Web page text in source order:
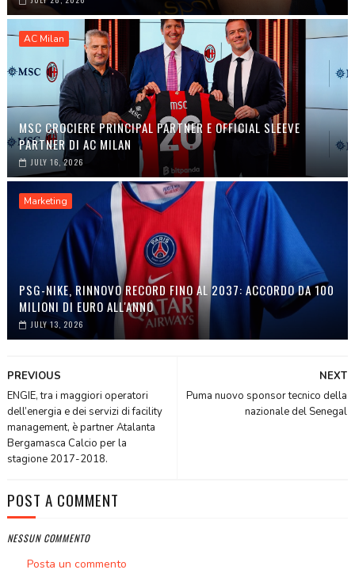
AC Milan
MSC CROCIERE PRINCIPAL PARTNER E OFFICIAL SLEEVE
PARTNER DI AC MILAN
JULY 16, 2026
Marketing
PSG-NIKE, RINNOVO RECORD FINO AL 2037: ACCORDO DA 100
MILIONI DI EURO ALL'ANNO
JULY 13, 2026
NEXT
Puma nuovo sponsor tecnico della
nazionale del Senegal
PREVIOUS
ENGIE, tra i maggiori operatori
dell’energia e dei servizi di facility
management, è partner Atalanta
Bergamasca Calcio per la
stagione 2017-2018.
POST A COMMENT
NESSUN COMMENTO
Posta un commento